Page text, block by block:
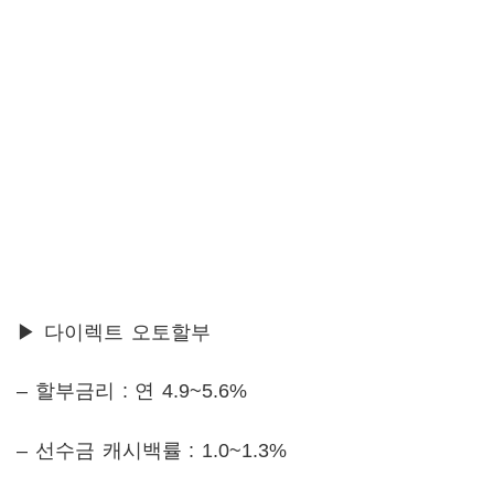
▶ 다이렉트 오토할부
– 할부금리 : 연 4.9~5.6%
– 선수금 캐시백률 : 1.0~1.3%